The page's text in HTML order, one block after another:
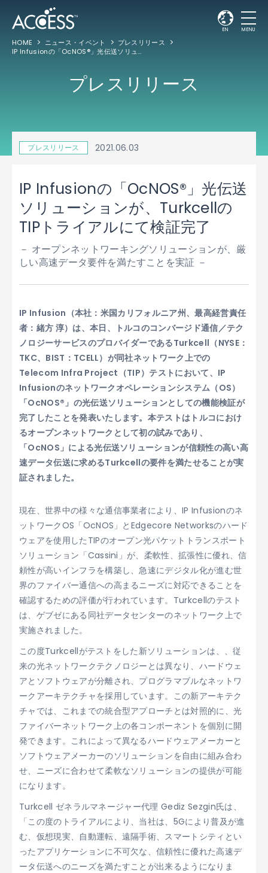
EN MENU
HOME ニュース・イベント
プレスリリース
IP Infusionの「OcNOS®」光伝送ソリューションが、TurkcellのTIPトライアルにて検証完了
プレスリリース
プレスリリース 2021.06.03
IP Infusionの「OcNOS®」光伝送
ソリューションが、Turkcellの
TIPトライアルにて検証完了
－ オープンネットワーキングソリューションが、厳
しい高速データ要件を満たすことを実証 －
IP Infusion（本社：米国カリフォルニア州、最高経営責任
者：緒方 淳）は、本日、トルコのコンバージド通信／テク
ノロジーサービスのプロバイダーであるTurkcell（NYSE：
TKC、BIST：TCELL）が同社ネットワーク上での
Telecom Infra Project（TIP）テストにおいて、IP
Infusionのネットワークオペレーションシステム（OS）
「OcNOS®」の光伝送ソリューションとしての機能検証が
完了したことを発表いたします。本テストはトルコにおけ
るオープンネットワークとして初の試みであり、
「OcNOS」による光伝送ソリューションが信頼性の高い高
速データ伝送に求めるTurkcellの要件を満たせることが実
証されました。
現在、世界中の様々な通信事業者により、IP Infusionのネ
ットワークOS「OcNOS」とEdgecore Networksのハード
ウェアを使用したTIPのオープン光パケットトランスポート
ソリューション「Cassini」が、柔軟性、拡張性に優れ、信
頼性が高いインフラを構築し、急速にデジタル化が進む世
界のファイバー通信への高まるニーズに対応できることを
確認するための評価が行われています。Turkcellのテスト
は、ゲブゼにある同社データセンターのネットワーク上で
実施されました。
この度Turkcellがテストをした新ソリューションは、、従
来の光ネットワークテクノロジーとは異なり、ハードウェ
アとソフトウェアが分離され、プログラマブルなネットワ
ークアーキテクチャを採用しています。この新アーキテク
チャでは、これまでの統合型アプローチとは対照的に、光
ファイバーネットワーク上の各コンポーネントを個別に開
発できます。これによって異なるハードウェアメーカーと
ソフトウェアメーカーのソリューションを自由に組み合わ
せ、ニーズに合わせて柔軟なソリューションの提供が可能
になります。
Turkcell ゼネラルマネージャー代理 Gediz Sezgin氏は、
「この度のトライアルにより、当社は、5Gにより普及が進
む、仮想現実、自動運転、遠隔手術、スマートシティとい
ったアプリケーションに不可欠な、信頼性に優れた高速デ
ータ伝送へのニーズを満たすことが出来るようになりま